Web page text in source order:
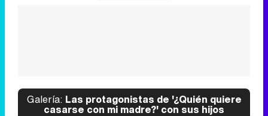
Galería: Las protagonistas de '¿Quién quiere
casarse con mi madre?' con sus hijos